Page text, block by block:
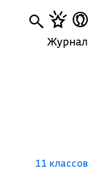
Журнал
11 классов